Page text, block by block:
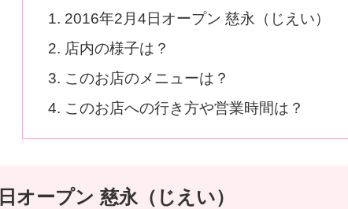
2016年2月4日オープン 慈永（じえい）
店内の様子は？
このお店のメニューは？
このお店への行き方や営業時間は？
オープン 慈永（じえい）